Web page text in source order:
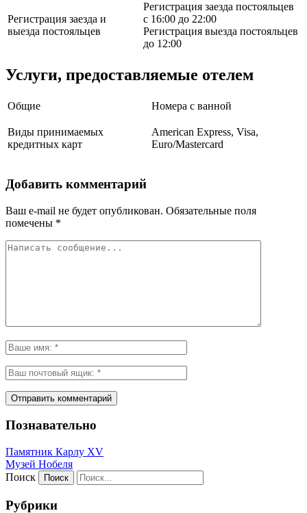
Регистрация заезда и
выезда постояльцев
Регистрация заезда постояльцев
с 16:00 до 22:00
Регистрация выезда постояльцев
до 12:00
Услуги, предоставляемые отелем
Общие Номера с ванной
Виды принимаемых
кредитных карт
American Express, Visa,
Euro/Mastercard
Добавить комментарий
Ваш e-mail не будет опубликован. Обязательные поля
помечены *
Познавательно
Памятник Карлу XV
Музей Нобеля
Поиск
Рубрики